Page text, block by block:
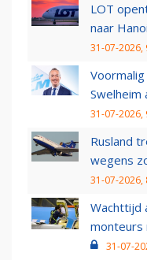
LOT
naar Hanoi
31-07-2026,
Swelheim
31-07-2026,
Rusland
wegens
31-07-2026,
Wachttijd
monteurs
31-07-